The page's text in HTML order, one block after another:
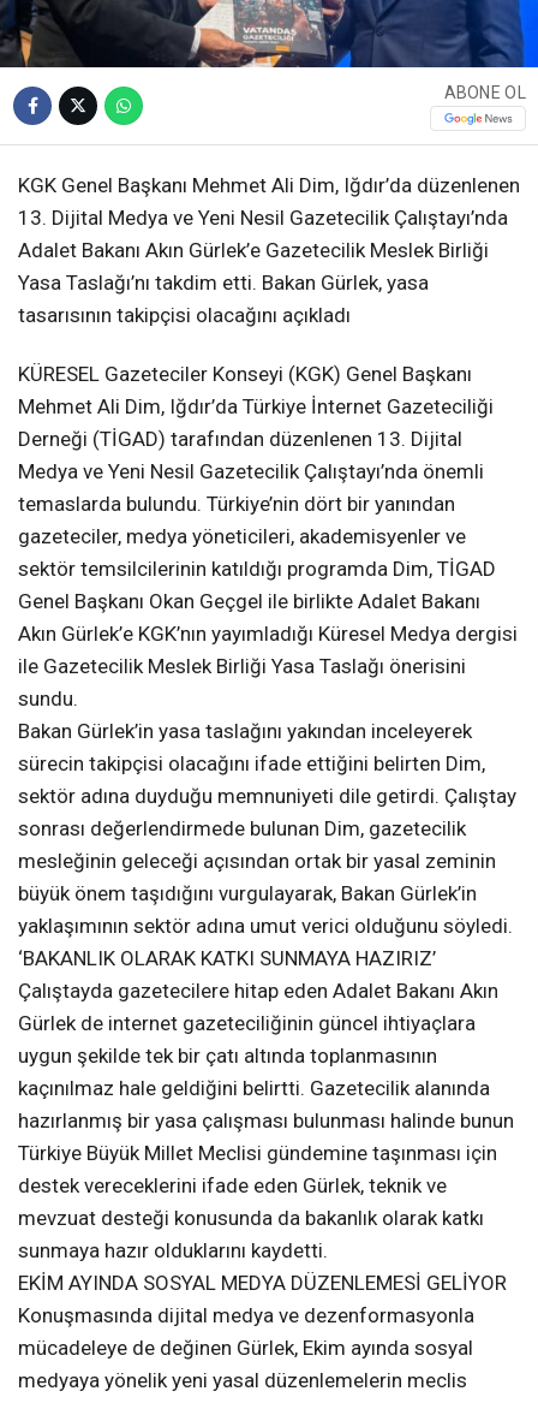
ABONE OL
KGK Genel Başkanı Mehmet Ali Dim, Iğdır’da düzenlenen
13. Dijital Medya ve Yeni Nesil Gazetecilik Çalıştayı’nda
Adalet Bakanı Akın Gürlek’e Gazetecilik Meslek Birliği
Yasa Taslağı’nı takdim etti. Bakan Gürlek, yasa
tasarısının takipçisi olacağını açıkladı
KÜRESEL Gazeteciler Konseyi (KGK) Genel Başkanı
Mehmet Ali Dim, Iğdır’da Türkiye İnternet Gazeteciliği
Derneği (TİGAD) tarafından düzenlenen 13. Dijital
Medya ve Yeni Nesil Gazetecilik Çalıştayı’nda önemli
temaslarda bulundu. Türkiye’nin dört bir yanından
gazeteciler, medya yöneticileri, akademisyenler ve
sektör temsilcilerinin katıldığı programda Dim, TİGAD
Genel Başkanı Okan Geçgel ile birlikte Adalet Bakanı
Akın Gürlek’e KGK’nın yayımladığı Küresel Medya dergisi
ile Gazetecilik Meslek Birliği Yasa Taslağı önerisini
sundu.
Bakan Gürlek’in yasa taslağını yakından inceleyerek
sürecin takipçisi olacağını ifade ettiğini belirten Dim,
sektör adına duyduğu memnuniyeti dile getirdi. Çalıştay
sonrası değerlendirmede bulunan Dim, gazetecilik
mesleğinin geleceği açısından ortak bir yasal zeminin
büyük önem taşıdığını vurgulayarak, Bakan Gürlek’in
yaklaşımının sektör adına umut verici olduğunu söyledi.
‘BAKANLIK OLARAK KATKI SUNMAYA HAZIRIZ’
Çalıştayda gazetecilere hitap eden Adalet Bakanı Akın
Gürlek de internet gazeteciliğinin güncel ihtiyaçlara
uygun şekilde tek bir çatı altında toplanmasının
kaçınılmaz hale geldiğini belirtti. Gazetecilik alanında
hazırlanmış bir yasa çalışması bulunması halinde bunun
Türkiye Büyük Millet Meclisi gündemine taşınması için
destek vereceklerini ifade eden Gürlek, teknik ve
mevzuat desteği konusunda da bakanlık olarak katkı
sunmaya hazır olduklarını kaydetti.
EKİM AYINDA SOSYAL MEDYA DÜZENLEMESİ GELİYOR
Konuşmasında dijital medya ve dezenformasyonla
mücadeleye de değinen Gürlek, Ekim ayında sosyal
medyaya yönelik yeni yasal düzenlemelerin meclis